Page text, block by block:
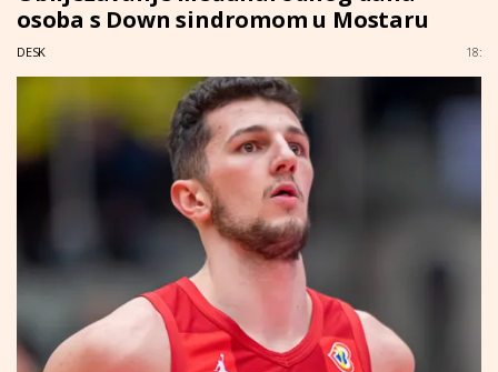
osoba s Down sindromom u Mostaru
DESK 18: